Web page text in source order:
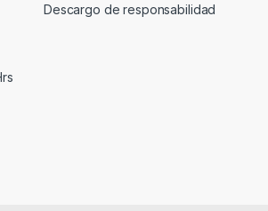
Descargo de responsabilidad